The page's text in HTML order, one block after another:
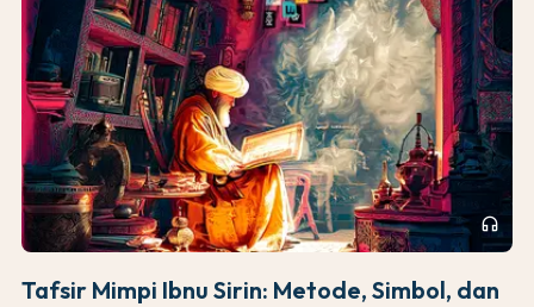
headphones
Tafsir Mimpi Ibnu Sirin: Metode, Simbol, dan